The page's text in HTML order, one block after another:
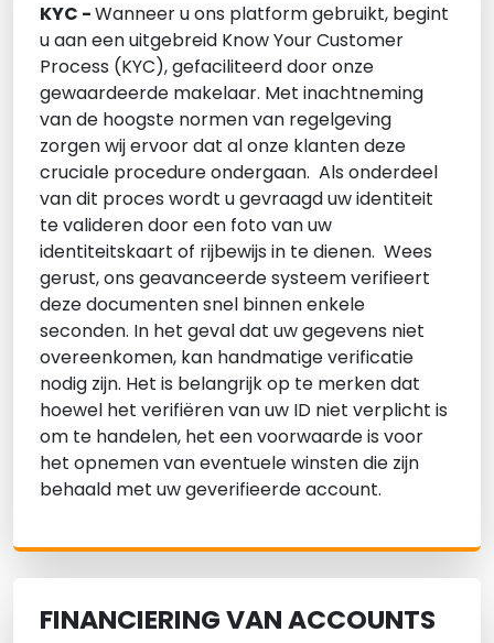
KYC -Wanneer u ons platform gebruikt, begint
u aan een uitgebreid Know Your Customer
Process (KYC), gefaciliteerd door onze
gewaardeerde makelaar. Met inachtneming
van de hoogste normen van regelgeving
zorgen wij ervoor dat al onze klanten deze
cruciale procedure ondergaan. Als onderdeel
van dit proces wordt u gevraagd uw identiteit
te valideren door een foto van uw
identiteitskaart of rijbewijs in te dienen. Wees
gerust, ons geavanceerde systeem verifieert
deze documenten snel binnen enkele
seconden. In het geval dat uw gegevens niet
overeenkomen, kan handmatige verificatie
nodig zijn. Het is belangrijk op te merken dat
hoewel het verifiëren van uw ID niet verplicht is
om te handelen, het een voorwaarde is voor
het opnemen van eventuele winsten die zijn
behaald met uw geverifieerde account.
FINANCIERING VAN ACCOUNTS